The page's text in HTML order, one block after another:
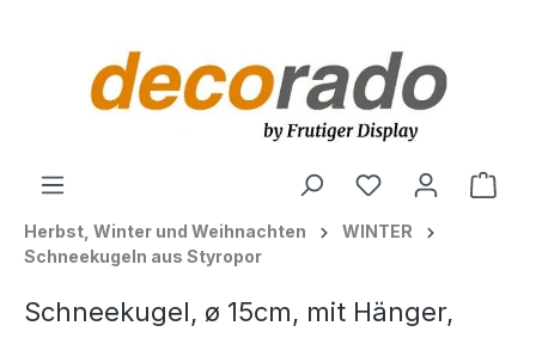
Herbst, Winter und Weihnachten
WINTER
Schneekugeln aus Styropor
Schneekugel, ø 15cm, mit Hänger,